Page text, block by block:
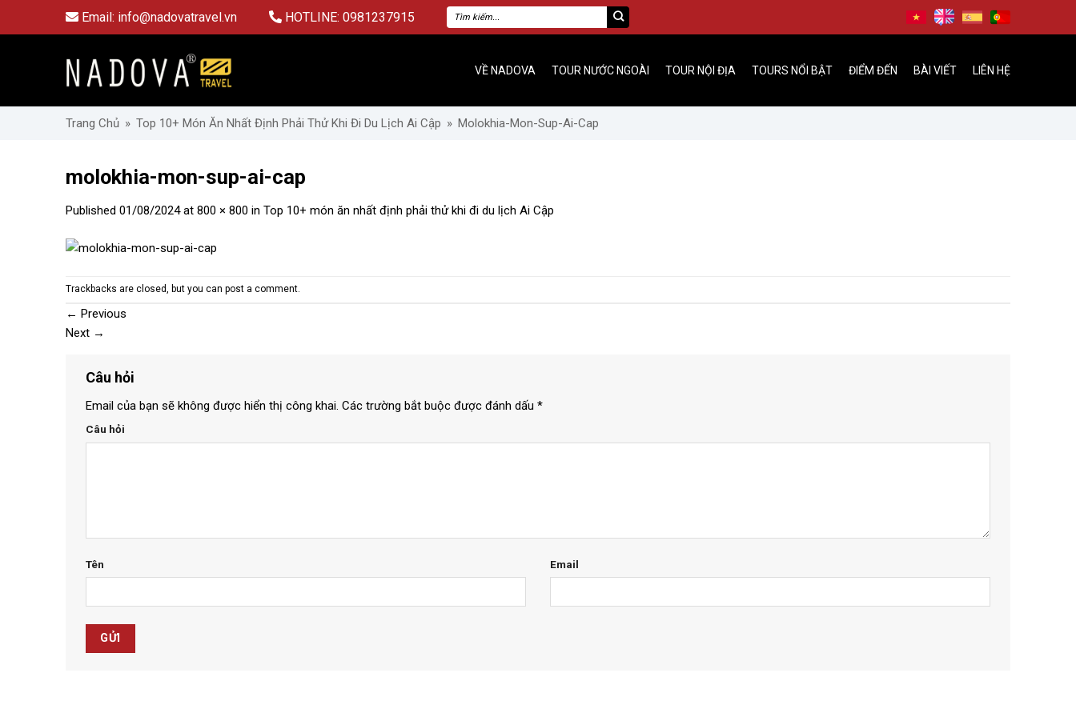
Email: info@nadovatravel.vn HOTLINE: 0981237915
VỀ NADOVA TOUR NƯỚC NGOÀI TOUR NỘI ĐỊA TOURS NỔI BẬT ĐIỂM ĐẾN BÀI VIẾT LIÊN HỆ
Trang Chủ » Top 10+ Món Ăn Nhất Định Phải Thử Khi Đi Du Lịch Ai Cập » Molokhia-Mon-Sup-Ai-Cap
molokhia-mon-sup-ai-cap
Published 01/08/2024at 800 × 800 in Top 10+ món ăn nhất định phải thử khi đi du lịch Ai Cập
Trackbacks are closed, but you can post a comment
← Previous
Next →
Câu hỏi
Email của bạn sẽ không được hiển thị công khai. Các trường bắt buộc được đánh dấu *
Câu hỏi
Tên Email